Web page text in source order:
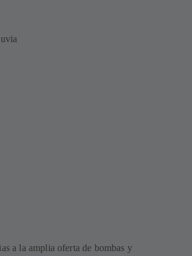
a la amplia oferta de bombas y